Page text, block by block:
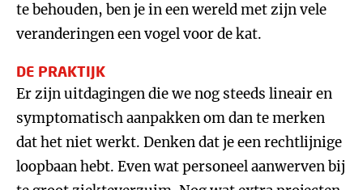
te behouden, ben je in een wereld met zijn vele
veranderingen een vogel voor de kat.
DE PRAKTIJK
Er zijn uitdagingen die we nog steeds lineair en
symptomatisch aanpakken om dan te merken
dat het niet werkt. Denken dat je een rechtlijnige
loopbaan hebt. Even wat personeel aanwerven bij